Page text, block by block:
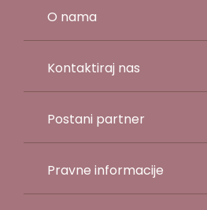
O nama
Kontaktiraj nas
Postani partner
Pravne informacije